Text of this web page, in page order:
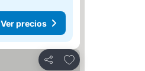
Ver precios
Compartir
Agregar a favoritos